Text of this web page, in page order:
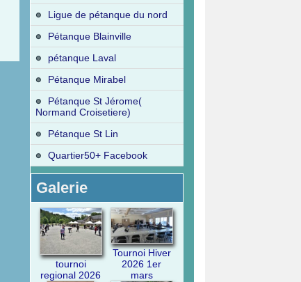
Ligue de pétanque du nord
Pétanque Blainville
pétanque Laval
Pétanque Mirabel
Pétanque St Jérome(
Normand Croisetiere)
Pétanque St Lin
Quartier50+ Facebook
Galerie
tournoi
regional 2026
Tournoi Hiver
2026 1er
mars